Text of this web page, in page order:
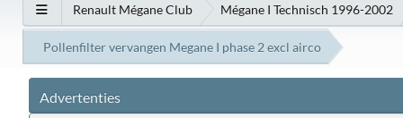
Renault Mégane Club Mégane I Technisch 1996-2002
Pollenfilter vervangen Megane I phase 2 excl airco
Advertenties